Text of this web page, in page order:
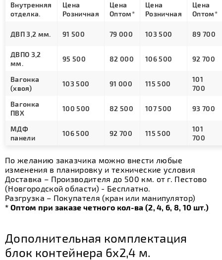
Внутренняя
отделка.
Цена
Розничная
Цена
Оптом*
Цена
Розничная
Цена
Оптом*
ДВП 3,2 мм. 91 500 79 000 103 500 89 700
ДВПО 3,2
мм.
95 500 82 000 106 500 92 700
Вагонка
(хвоя)
103 500 91 000 115 500
101
700
Вагонка
ПВХ
100 500 82 500 107 500 93 700
МДФ
панели
106 500 92 700 115 500
101
700
По желанию заказчика можно внести любые
изменения в планировку и технические условия
Доставка – Производителя до 500 км. от г. Пестово
(Новгородской области) - Бесплатно.
Разгрузка – Покупателя (кран или манипулятор)
* Оптом при заказе четного кол-ва (2, 4, 6, 8, 10 шт.)
Дополнительная комплектация
блок контейнера 6х2,4 м.